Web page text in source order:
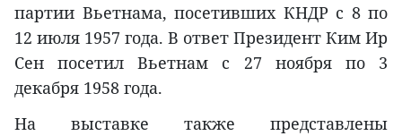
партии Вьетнама, посетивших КНДР с 8 по
12 июля 1957 года. В ответ Президент Ким Ир
Сен посетил Вьетнам с 27 ноября по 3
декабря 1958 года.
На выставке также представлены